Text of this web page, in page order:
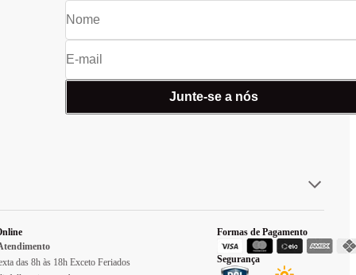
Junte-se a nós
das 8h às 18h Exceto Feriados
Formas de Pagamento
Segurança